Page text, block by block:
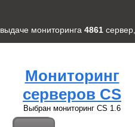
мониторинга 4861 сервер
Мониторинг
серверов CS
Выбран мониторинг CS 1.6